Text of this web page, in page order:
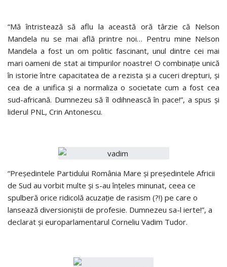
“Mă întristează să aflu la această oră târzie că Nelson
Mandela nu se mai află printre noi… Pentru mine Nelson
Mandela a fost un om politic fascinant, unul dintre cei mai
mari oameni de stat ai timpurilor noastre! O combinaţie unică
în istorie între capacitatea de a rezista şi a cuceri drepturi, şi
cea de a unifica şi a normaliza o societate cum a fost cea
sud-africană. Dumnezeu să îl odihnească în pace!”, a spus şi
liderul PNL, Crin Antonescu.
“Preşedintele Partidului România Mare şi preşedintele Africii
de Sud au vorbit multe şi s-au înţeles minunat, ceea ce
spulberă orice ridicolă acuzaţie de rasism (?!) pe care o
lansează diversioniştii de profesie. Dumnezeu sa-l ierte!”, a
declarat şi europarlamentarul Corneliu Vadim Tudor.